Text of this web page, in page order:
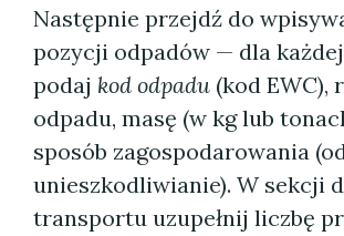
Następnie przejdź do
pozycji odpadów — dla
podaj kod odpadu (kod EWC),
odpadu, masę (w kg lub
sposób zagospodarowania
unieszkodliwianie). W sekcji
transportu uzupełnij liczbę